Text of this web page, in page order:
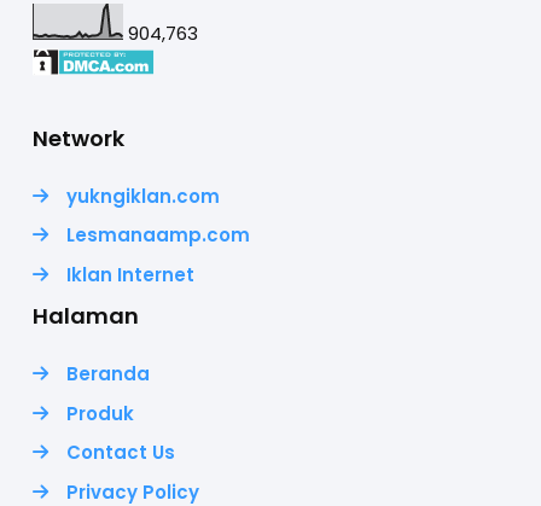
904,763
Network
yukngiklan.com
Lesmanaamp.com
Iklan Internet
Halaman
Beranda
Produk
Contact Us
Privacy Policy